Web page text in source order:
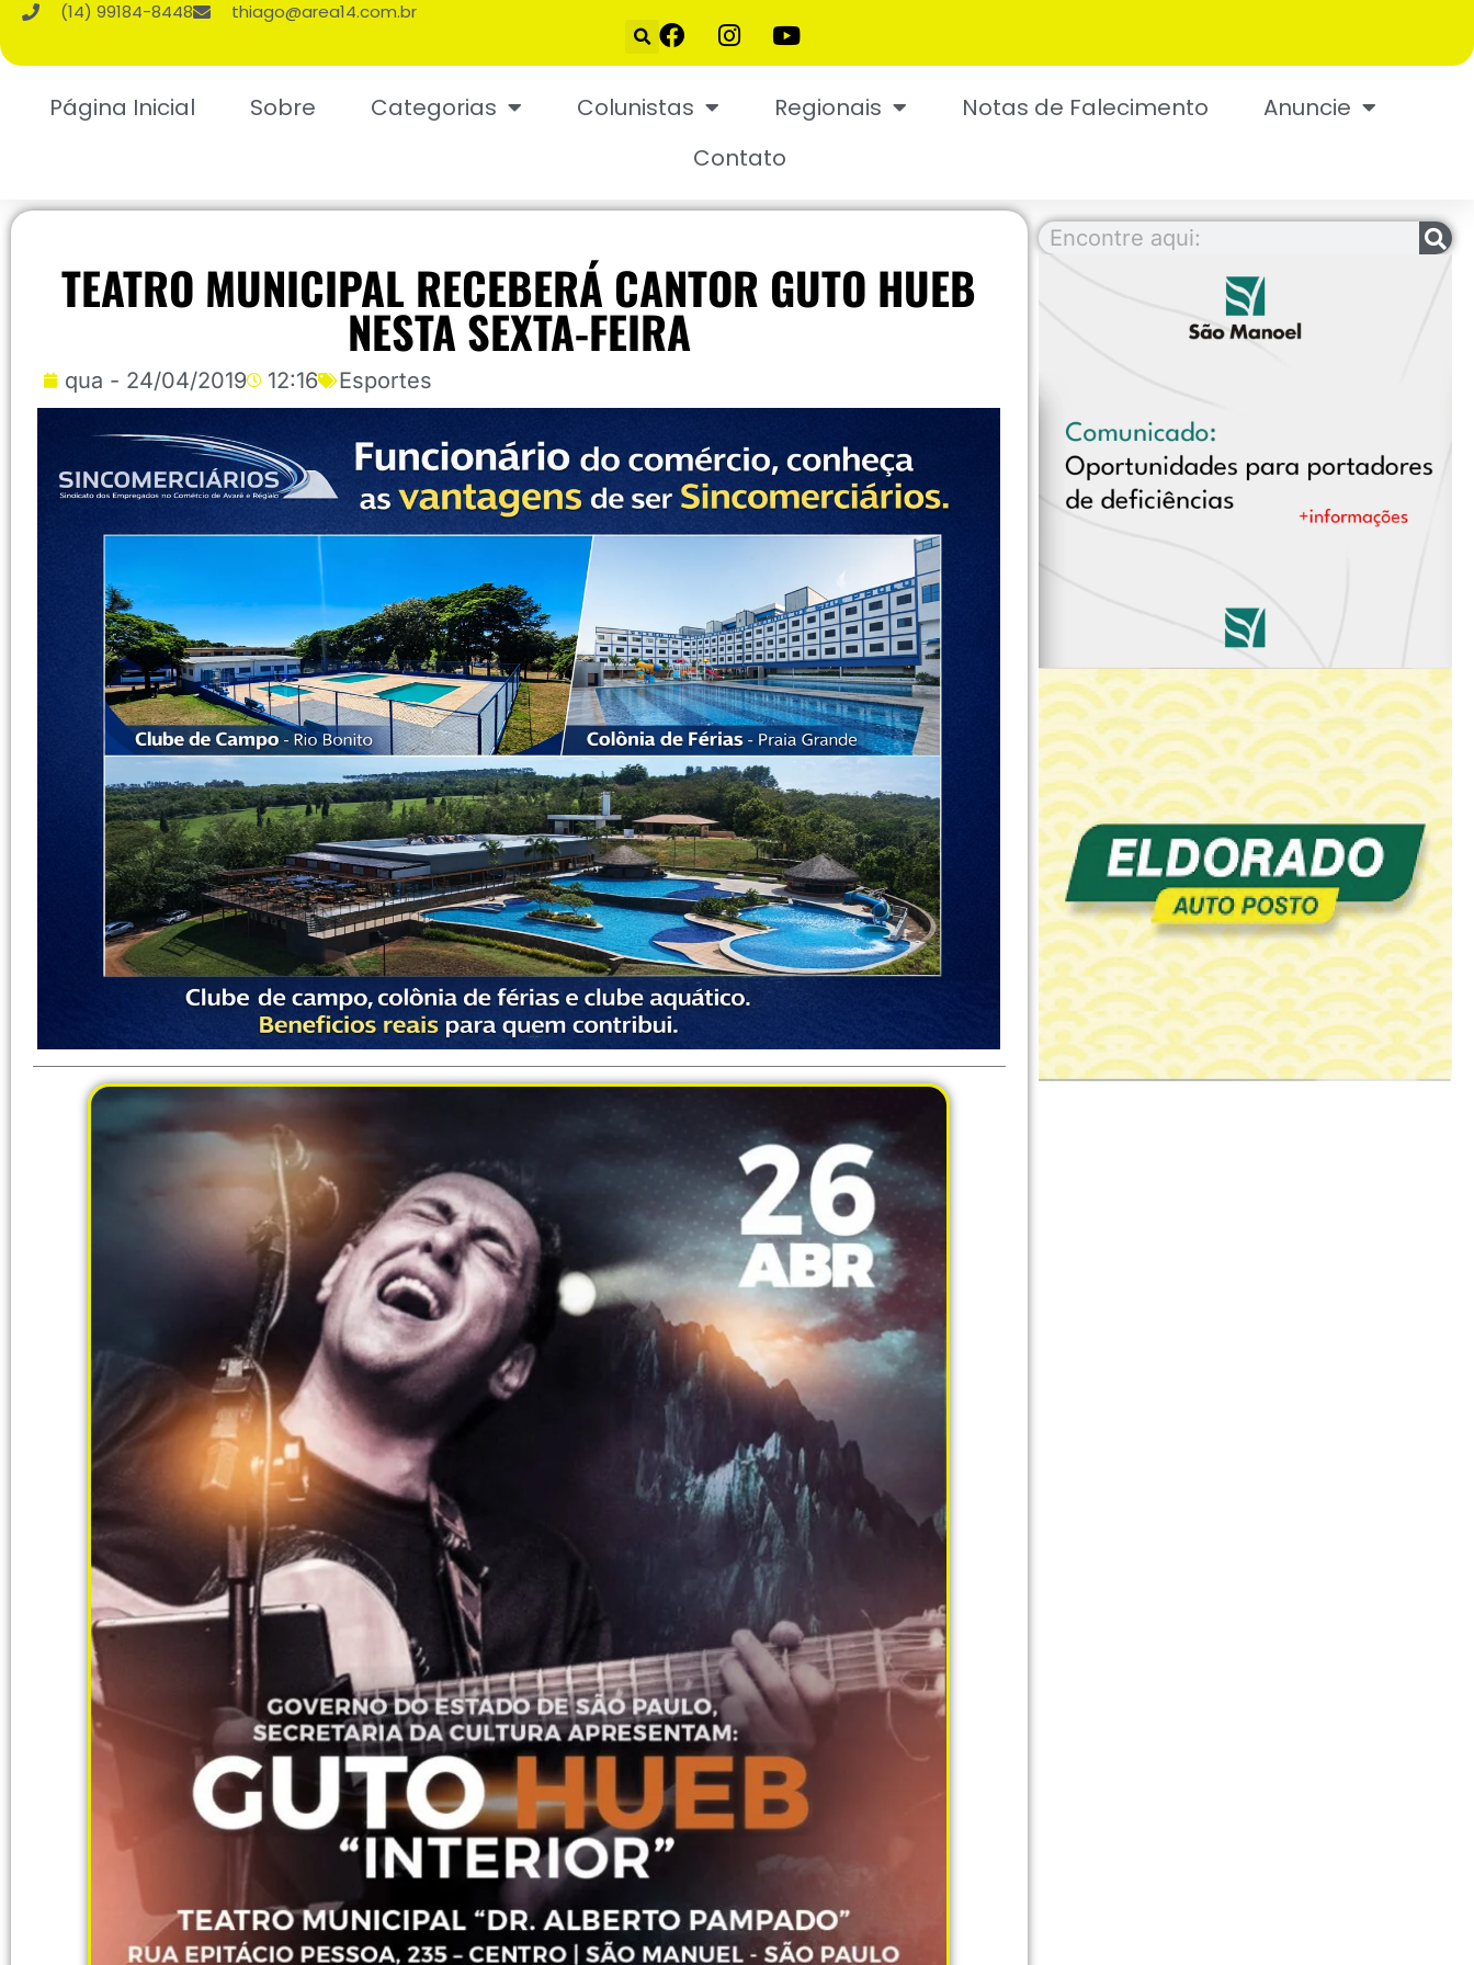
(14) 99184-8448 thiago@area14.com.br
Página Inicial Sobre Categorias Colunistas Regionais Notas de Falecimento
Anuncie
Contato
TEATRO MUNICIPAL RECEBERÁ CANTOR GUTO HUEB
NESTA SEXTA-FEIRA
qua - 24/04/2019 12:16 Esportes